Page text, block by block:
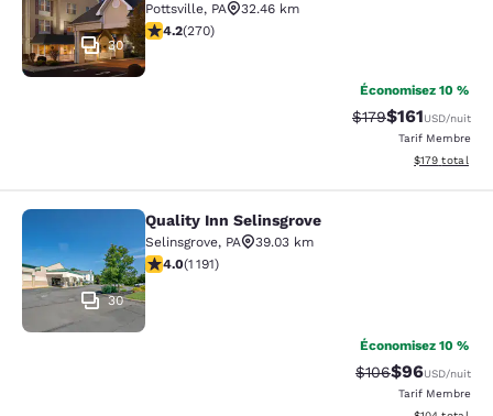
30
Pottsville, PA
32.46 km
4.24 étoiles. Excellent. 270 commentaires
4.2(270)
Économisez 10 %
Tarif barré :
$179Tarif réduit :
$161USD/nuit
Tarif Membre
Afficher les
$179 total
Quality Inn Selinsgrove
30
Quality Inn Selinsgrove
Selinsgrove, PA
39.03 km
4.03 étoiles. Très Bien. 1191 commentaires
4.0(1 191)
Économisez 10 %
Tarif barré :
$106Tarif réduit :
$96USD/nuit
Tarif Membre